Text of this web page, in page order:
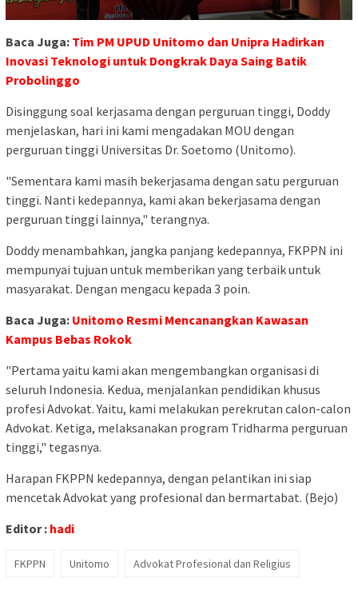
Baca Juga: Tim PM UPUD Unitomo dan Unipra Hadirkan
Inovasi Teknologi untuk Dongkrak Daya Saing Batik
Probolinggo
Disinggung soal kerjasama dengan perguruan tinggi, Doddy
menjelaskan, hari ini kami mengadakan MOU dengan
perguruan tinggi Universitas Dr. Soetomo (Unitomo).
"Sementara kami masih bekerjasama dengan satu perguruan
tinggi. Nanti kedepannya, kami akan bekerjasama dengan
perguruan tinggi lainnya," terangnya.
Doddy menambahkan, jangka panjang kedepannya, FKPPN ini
mempunyai tujuan untuk memberikan yang terbaik untuk
masyarakat. Dengan mengacu kepada 3 poin.
Baca Juga: Unitomo Resmi Mencanangkan Kawasan
Kampus Bebas Rokok
"Pertama yaitu kami akan mengembangkan organisasi di
seluruh Indonesia. Kedua, menjalankan pendidikan khusus
profesi Advokat. Yaitu, kami melakukan perekrutan calon-calon
Advokat. Ketiga, melaksanakan program Tridharma perguruan
tinggi," tegasnya.
Harapan FKPPN kedepannya, dengan pelantikan ini siap
mencetak Advokat yang profesional dan bermartabat. (Bejo)
Editor : hadi
FKPPN Unitomo Advokat Profesional dan Religius